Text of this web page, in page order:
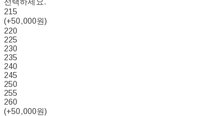
215
(+50,000원)
220
225
230
235
240
245
250
255
260
(+50,000원)